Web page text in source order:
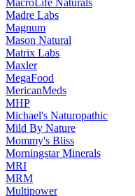
Madre Labs
Magnum
Mason Natural
Matrix Labs
Maxler
MegaFood
MericanMeds
MHP
Michael's Naturopathic
Mild By Nature
Mommy's Bliss
Morningstar Minerals
MRI
MRM
Multipower